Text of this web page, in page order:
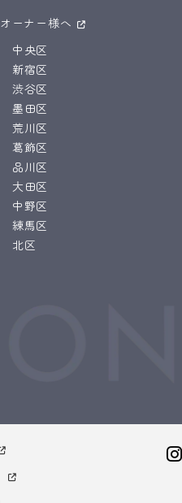
オーナー様へ
中央区
新宿区
渋谷区
墨田区
荒川区
葛飾区
品川区
大田区
中野区
練馬区
北区